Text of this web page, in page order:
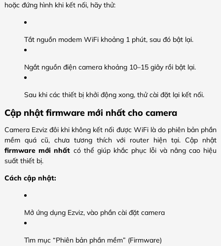
hoặc đứng hình khi kết nối, hãy thử:
Tắt nguồn modem WiFi khoảng 1 phút, sau đó bật lại.
Ngắt nguồn điện camera khoảng 10–15 giây rồi bật lại.
Sau khi các thiết bị khởi động xong, thử cài đặt lại kết nối.
Cập nhật firmware mới nhất cho camera
Camera Ezviz đôi khi không kết nối được WiFi là do phiên bản phần
mềm quá cũ, chưa tương thích với router hiện tại. Cập nhật
firmware mới nhất có thể giúp khắc phục lỗi và nâng cao hiệu
suất thiết bị.
Cách cập nhật:
Mở ứng dụng Ezviz, vào phần cài đặt camera
Tìm mục “Phiên bản phần mềm” (Firmware)